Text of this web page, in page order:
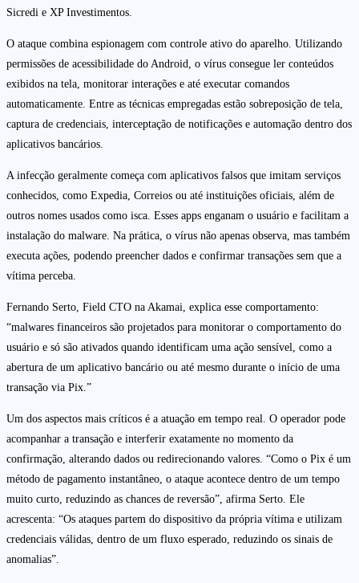
Sicredi e XP Investimentos.
O ataque combina espionagem com controle ativo do aparelho. Utilizando
permissões de acessibilidade do Android, o vírus consegue ler conteúdos
exibidos na tela, monitorar interações e até executar comandos
automaticamente. Entre as técnicas empregadas estão sobreposição de tela,
captura de credenciais, interceptação de notificações e automação dentro dos
aplicativos bancários.
A infecção geralmente começa com aplicativos falsos que imitam serviços
conhecidos, como Expedia, Correios ou até instituições oficiais, além de
outros nomes usados como isca. Esses apps enganam o usuário e facilitam a
instalação do malware. Na prática, o vírus não apenas observa, mas também
executa ações, podendo preencher dados e confirmar transações sem que a
vítima perceba.
Fernando Serto, Field CTO na Akamai, explica esse comportamento:
“malwares financeiros são projetados para monitorar o comportamento do
usuário e só são ativados quando identificam uma ação sensível, como a
abertura de um aplicativo bancário ou até mesmo durante o início de uma
transação via Pix.”
Um dos aspectos mais críticos é a atuação em tempo real. O operador pode
acompanhar a transação e interferir exatamente no momento da
confirmação, alterando dados ou redirecionando valores. “Como o Pix é um
método de pagamento instantâneo, o ataque acontece dentro de um tempo
muito curto, reduzindo as chances de reversão”, afirma Serto. Ele
acrescenta: “Os ataques partem do dispositivo da própria vítima e utilizam
credenciais válidas, dentro de um fluxo esperado, reduzindo os sinais de
anomalias”.